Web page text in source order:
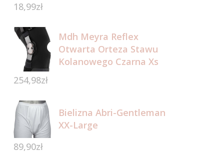
18,99zł
Mdh Meyra Reflex
Otwarta Orteza Stawu
Kolanowego Czarna Xs
254,98zł
Bielizna Abri-Gentleman
XX-Large
89,90zł